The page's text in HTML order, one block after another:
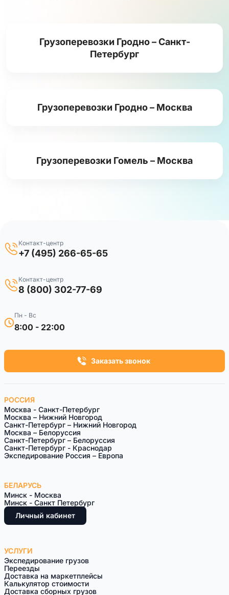
Грузоперевозки Гродно – Санкт-
Петербург
Грузоперевозки Гродно – Москва
Грузоперевозки Гомель – Москва
Контакт-центр
+7 (495) 266-65-65
Контакт-центр
8 (800) 302-77-69
Пн - Вс
8:00 - 22:00
Заказать звонок
РОССИЯ
Москва - Санкт-Петербург
Москва – Нижний Новгород
Санкт-Петербург – Нижний Новгород
Москва – Белоруссия
Санкт-Петeрбург – Белоруссия
Санкт-Петербург - Краснодар
Экспедирование Россия – Европа
БЕЛАРУСЬ
Минск - Москва
Минск - Санкт Петербург
Личный кабинет
УСЛУГИ
Экспедирование грузов
Переезды
Доставка на маркетплейсы
Калькулятор стоимости
Доставка сборных грузов